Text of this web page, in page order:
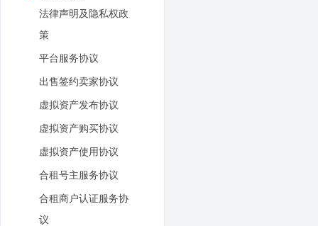
法律声明及隐私权政
策
平台服务协议
出售签约卖家协议
虚拟资产发布协议
虚拟资产购买协议
虚拟资产使用协议
合租号主服务协议
合租商户认证服务协
议